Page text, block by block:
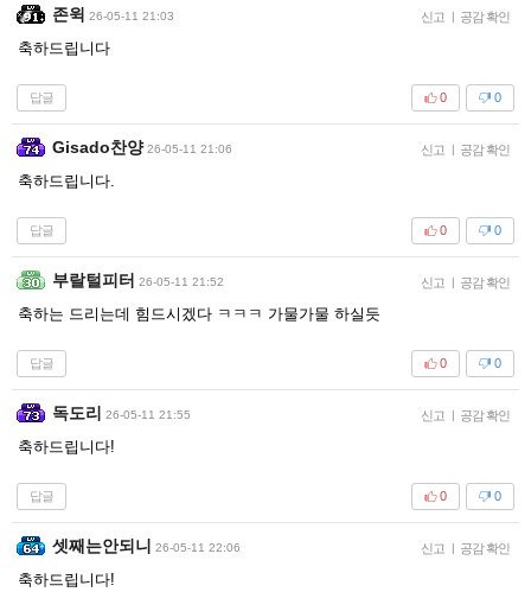
존윅 26-05-11 21:03 신고 | 공감 확인
축하드립니다
답글 0
0
Gisado찬양 26-05-11 21:06 신고 | 공감 확인
축하드립니다.
답글 0
0
부랄털피터 26-05-11 21:52 신고 | 공감 확인
축하는 드리는데 힘드시겠다 ㅋㅋㅋ 가물가물 하실듯
답글 0
0
독도리 26-05-11 21:55 신고 | 공감 확인
축하드립니다!
답글 0
0
셋째는안되니 26-05-11 22:06 신고 | 공감 확인
축하드립니다!